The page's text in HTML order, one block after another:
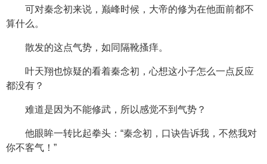
可对秦念初来说，巅峰时候，大帝的修为在他面前都不
算什么。
散发的这点气势，如同隔靴搔痒。
叶天翔也惊疑的看着秦念初，心想这小子怎么一点反应
都没有？
难道是因为不能修武，所以感觉不到气势？
他眼眸一转比起拳头：“秦念初，口诀告诉我，不然我对
你不客气！”